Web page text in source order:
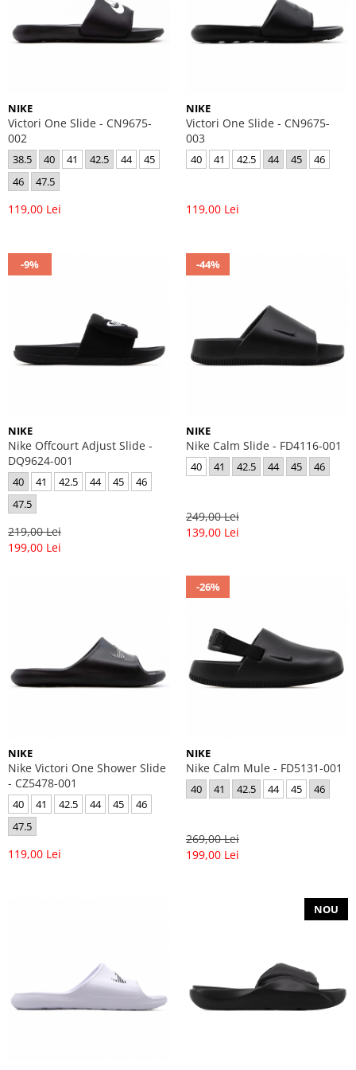
MAIOU
JORDAN SPIZIKE
NEW BALANCE
PUMA
NIKE
Victori One Slide - CN9675-
002
38.5 40 41 42.5 44
45
46
47.5
119,00 Lei
NIKE
Victori One Slide - CN9675-
003
40 41 42.5 44 45 46
119,00 Lei
-9%
NIKE
Nike Offcourt Adjust Slide -
DQ9624-001
40 41 42.5 44 45
46
47.5
219,00 Lei
199,00 Lei
-44%
NIKE
Nike Calm Slide - FD4116-001
40 41 42.5 44 45 46
249,00 Lei
139,00 Lei
NIKE
Nike Victori One Shower Slide
- CZ5478-001
40 41 42.5 44 45
46
47.5
119,00 Lei
-26%
NIKE
Nike Calm Mule - FD5131-001
40 41 42.5 44 45 46
269,00 Lei
199,00 Lei
NOU